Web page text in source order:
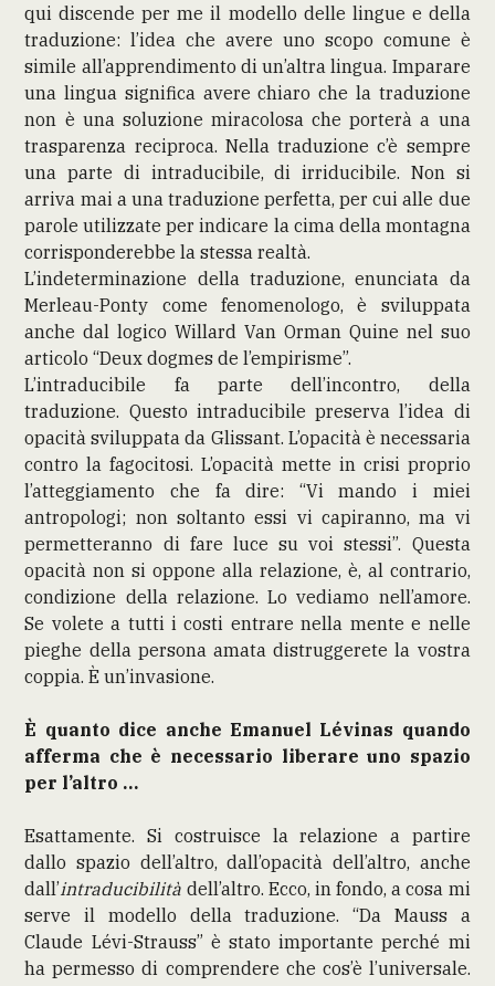
qui discende per me il modello delle lingue e della
traduzione: l’idea che avere uno scopo comune è
simile all’apprendimento di un’altra lingua. Imparare
una lingua significa avere chiaro che la traduzione
non è una soluzione miracolosa che porterà a una
trasparenza reciproca. Nella traduzione c’è sempre
una parte di intraducibile, di irriducibile. Non si
arriva mai a una traduzione perfetta, per cui alle due
parole utilizzate per indicare la cima della montagna
corrisponderebbe la stessa realtà.
L’indeterminazione della traduzione, enunciata da
Merleau-Ponty come fenomenologo, è sviluppata
anche dal logico Willard Van Orman Quine nel suo
articolo “Deux dogmes de l’empirisme”.
L’intraducibile fa parte dell’incontro, della
traduzione. Questo intraducibile preserva l’idea di
opacità sviluppata da Glissant. L’opacità è necessaria
contro la fagocitosi. L’opacità mette in crisi proprio
l’atteggiamento che fa dire: “Vi mando i miei
antropologi; non soltanto essi vi capiranno, ma vi
permetteranno di fare luce su voi stessi”. Questa
opacità non si oppone alla relazione, è, al contrario,
condizione della relazione. Lo vediamo nell’amore.
Se volete a tutti i costi entrare nella mente e nelle
pieghe della persona amata distruggerete la vostra
coppia. È un’invasione.
È quanto dice anche Emanuel Lévinas quando
afferma che è necessario liberare uno spazio
per l’altro …
Esattamente. Si costruisce la relazione a partire
dallo spazio dell’altro, dall’opacità dell’altro, anche
dall’intraducibilità dell’altro. Ecco, in fondo, a cosa mi
serve il modello della traduzione. “Da Mauss a
Claude Lévi-Strauss” è stato importante perché mi
ha permesso di comprendere che cos’è l’universale.